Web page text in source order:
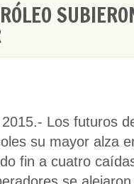
Los futuros
su mayor alza
fin a cuatro